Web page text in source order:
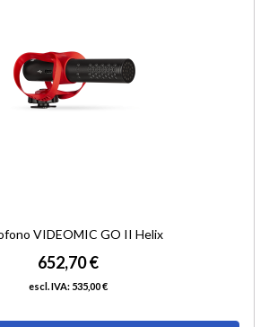
VIDEOMIC GO II Helix
652,70 €
535,00 €